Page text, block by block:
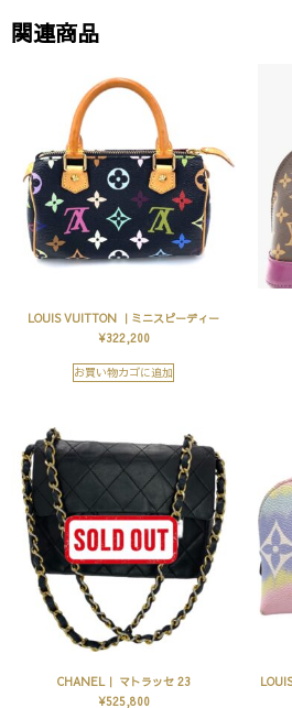
関連商品
LOUIS VUITTON ｜ミニスピーディー
¥322,200
お買い物カゴに追加
CHANEL｜ マトラッセ 23
¥525,800